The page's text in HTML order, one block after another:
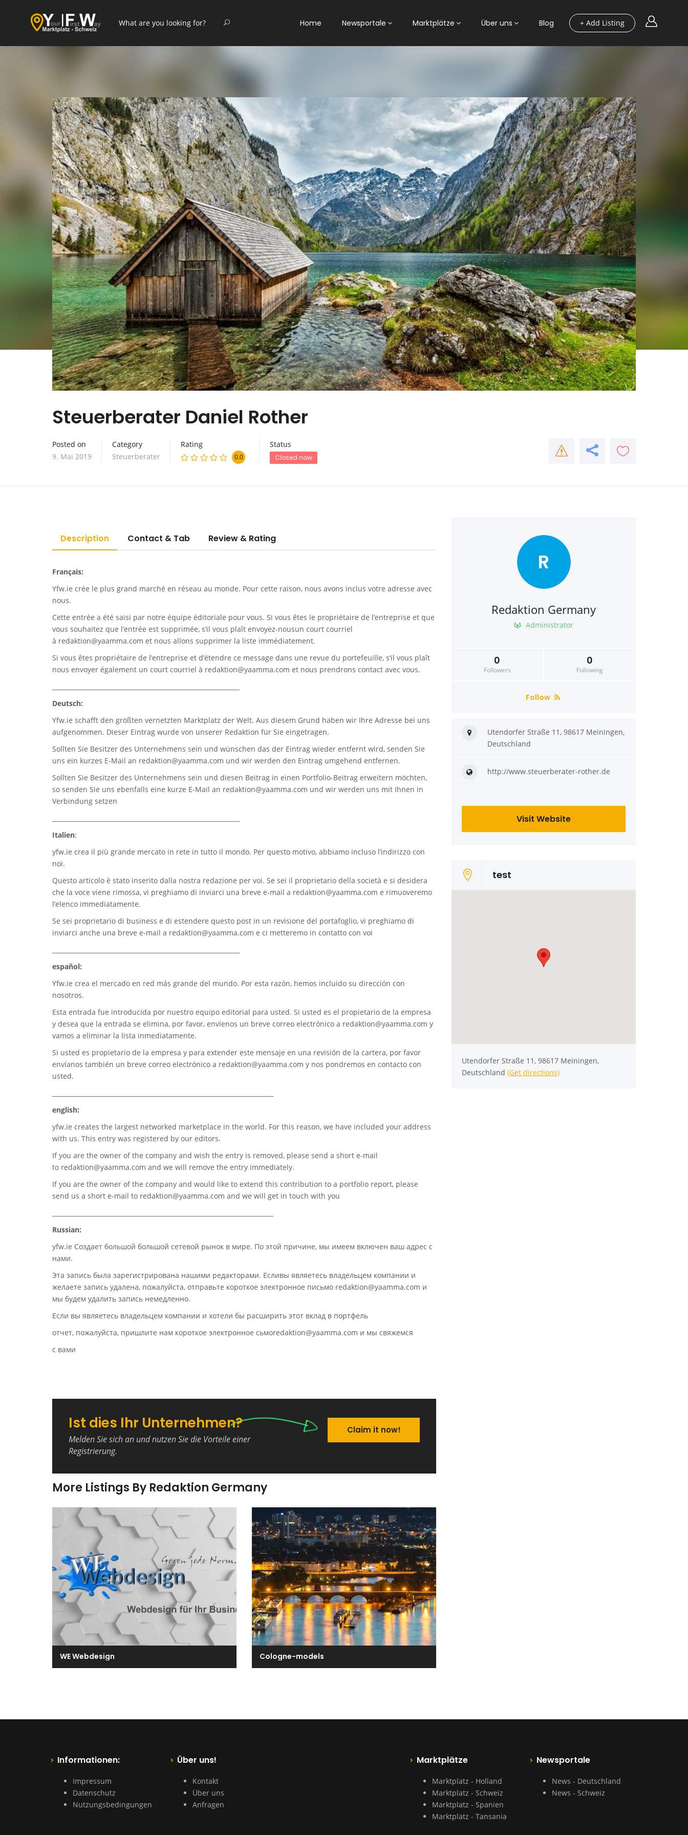
+ Add Listing
Home Newsportale Marktplätze Über uns Blog
Steuerberater Daniel Rother
Posted on
9. Mai 2019
Category
Steuerberater
Rating
0.0
Status
Closed now
Description Contact & Tab Review & Rating
Français:
Yfw.ie crée le plus grand marché en réseau au monde. Pour cette raison, nous avons inclus votre adresse avec
nous.
Cette entrée a été saisi par notre équipe éditoriale pour vous. Si vous êtes le propriétaire de l’entreprise et que
vous souhaitez que l’entrée est supprimée, s’il vous plaît envoyez-nousun court courriel
à redaktion@yaamma.com et nous allons supprimer la liste immédiatement.
Si vous êtes propriétaire de l’entreprise et d’étendre ce message dans une revue du portefeuille, s’il vous plaît
nous envoyer également un court courriel à redaktion@yaamma.com et nous prendrons contact avec vous.
Deutsch:
Yfw.ie schafft den größten vernetzten Marktplatz der Welt. Aus diesem Grund haben wir Ihre Adresse bei uns
aufgenommen. Dieser Eintrag wurde von unserer Redaktion für Sie eingetragen.
Sollten Sie Besitzer des Unternehmens sein und wünschen das der Eintrag wieder entfernt wird, senden Sie
uns ein kurzes E-Mail an redaktion@yaamma.com und wir werden den Eintrag umgehend entfernen.
Sollten Sie Besitzer des Unternehmens sein und diesen Beitrag in einen Portfolio-Beitrag erweitern möchten,
so senden Sie uns ebenfalls eine kurze E-Mail an redaktion@yaamma.com und wir werden uns mit Ihnen in
Verbindung setzen
Italien:
yfw.ie crea il più grande mercato in rete in tutto il mondo. Per questo motivo, abbiamo incluso l’indirizzo con
noi.
Questo articolo è stato inserito dalla nostra redazione per voi. Se sei il proprietario della società e si desidera
che la voce viene rimossa, vi preghiamo di inviarci una breve e-mail a redaktion@yaamma.com e rimuoveremo
l’elenco immediatamente.
Se sei proprietario di business e di estendere questo post in un revisione del portafoglio, vi preghiamo di
inviarci anche una breve e-mail a redaktion@yaamma.com e ci metteremo in contatto con voi
español:
Yfw.ie crea el mercado en red más grande del mundo. Por esta razón, hemos incluido su dirección con
nosotros.
Esta entrada fue introducida por nuestro equipo editorial para usted. Si usted es el propietario de la empresa
y desea que la entrada se elimina, por favor, envíenos un breve correo electrónico a redaktion@yaamma.com y
vamos a eliminar la lista inmediatamente.
Si usted es propietario de la empresa y para extender este mensaje en una revisión de la cartera, por favor
envíanos también un breve correo electrónico a redaktion@yaamma.com y nos pondremos en contacto con
usted.
english:
yfw.ie creates the largest networked marketplace in the world. For this reason, we have included your address
with us. This entry was registered by our editors.
If you are the owner of the company and wish the entry is removed, please send a short e-mail
to redaktion@yaamma.com and we will remove the entry immediately.
If you are the owner of the company and would like to extend this contribution to a portfolio report, please
send us a short e-mail to redaktion@yaamma.com and we will get in touch with you
Russian:
yfw.ie Создает большой большой сетевой рынок в мире. По этой причине, мы имеем включен ваш адрес с
нами.
Эта запись была зарегистрирована нашими редакторами. Есливы являетесь владельцем компании и
желаете запись удалена, пожалуйста, отправьте короткое электронное письмо redaktion@yaamma.com и
мы будем удалить запись немедленно.
Если вы являетесь владельцем компании и хотели бы расширить этот вклад в портфель
отчет, пожалуйста, пришлите нам короткое электронное сьмоredaktion@yaamma.com и мы свяжемся
с вами
Ist dies Ihr Unternehmen?
Melden Sie sich an und nutzen Sie die Vorteile einer
Registrierung.
Claim it now!
More Listings By Redaktion Germany
WE Webdesign Cologne-models
R
Redaktion Germany
Administrator
0
Followers
0
Following
Follow
Utendorfer Straße 11, 98617 Meiningen,
Deutschland
http://www.steuerberater-rother.de
Visit Website
test
Utendorfer Straße 11, 98617 Meiningen,
Deutschland (Get directions)
Informationen:
Impressum
Datenschutz
Nutzungsbedingungen
Über uns!
Kontakt
Über uns
Anfragen
Marktplätze
Marktplatz - Holland
Marktplatz - Schweiz
Marktplatz - Spanien
Marktplatz - Tansania
Newsportale
News - Deutschland
News - Schweiz